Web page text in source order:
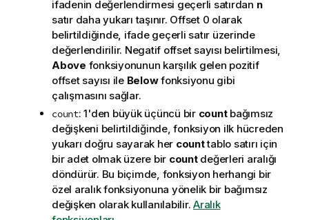
ifadenin değerlendirmesi geçerli satırdan n
satır daha yukarı taşınır. Offset 0 olarak
belirtildiğinde, ifade geçerli satır üzerinde
değerlendirilir. Negatif offset sayısı belirtilmesi,
Above fonksiyonunun karşılık gelen pozitif
offset sayısı ile Belowfonksiyonu gibi
çalışmasını sağlar.
count: 1'den büyük üçüncü bir countbağımsız
değişkeni belirtildiğinde, fonksiyon ilk hücreden
yukarı doğru sayarak her counttablo satırı için
bir adet olmak üzere bir countdeğerleri aralığı
döndürür. Bu biçimde, fonksiyon herhangi bir
özel aralık fonksiyonuna yönelik bir bağımsız
değişken olarak kullanılabilir. Aralık